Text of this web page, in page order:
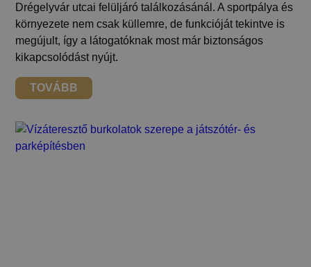
Drégelyvár utcai felüljáró találkozásánál. A sportpálya és
környezete nem csak küllemre, de funkcióját tekintve is
megújult, így a látogatóknak most már biztonságos
kikapcsolódást nyújt.
TOVÁBB